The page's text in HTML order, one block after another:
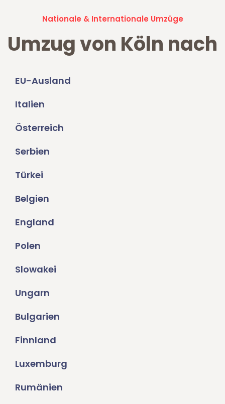
Nationale & Internationale Umzüge
Umzug von Köln nach
EU-Ausland
Italien
Österreich
Serbien
Türkei
Belgien
England
Polen
Slowakei
Ungarn
Bulgarien
Finnland
Luxemburg
Rumänien